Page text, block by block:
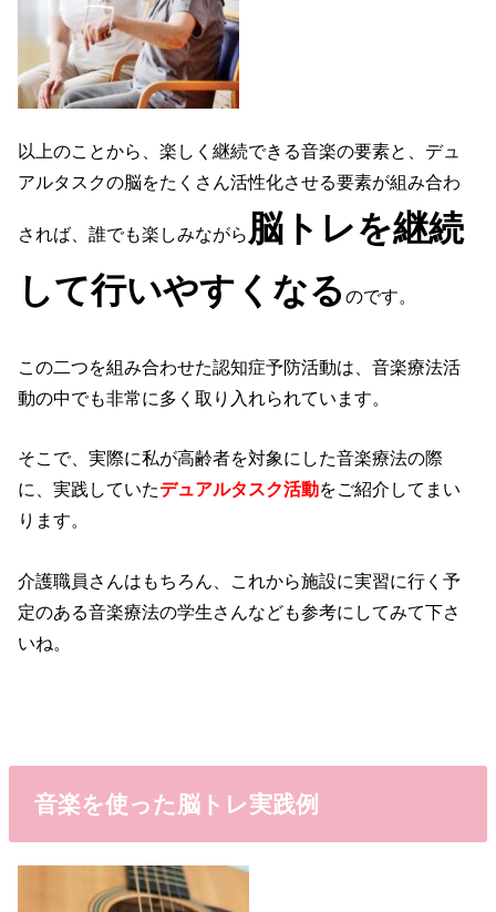
以上のことから、楽しく継続できる音楽の要素と、デュ
アルタスクの脳をたくさん活性化させる要素が組み合わ
されば、誰でも楽しみながら 脳トレを継続
して行いやすくなるのです。
この二つを組み合わせた認知症予防活動は、音楽療法活
動の中でも非常に多く取り入れられています。
そこで、実際に私が高齢者を対象にした音楽療法の際
に、実践していたデュアルタスク活動をご紹介してまい
ります。
介護職員さんはもちろん、これから施設に実習に行く予
定のある音楽療法の学生さんなども参考にしてみて下さ
いね。
音楽を使った脳トレ実践例